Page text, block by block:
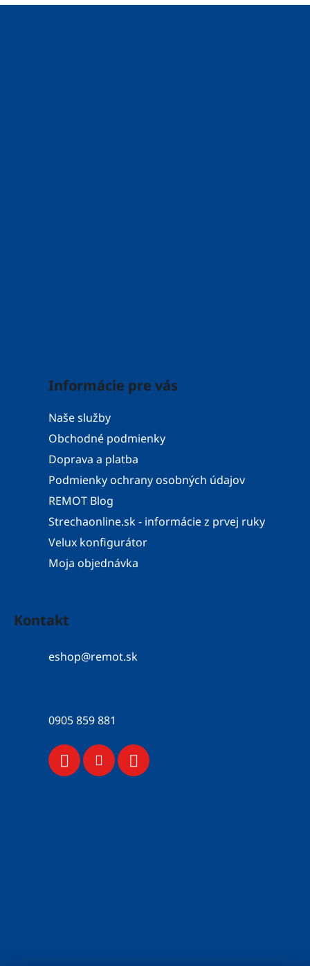
Z
Informácie pre vás
Naše služby
Obchodné podmienky
Doprava a platba
Podmienky ochrany osobných údajov
REMOT Blog
Strechaonline.sk - informácie z prvej ruky
Velux konfigurátor
Moja objednávka
Kontakt
eshop@remot.sk
0905 859 881